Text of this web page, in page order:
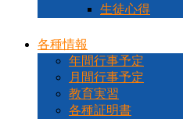
生徒心得
各種情報
年間行事予定
月間行事予定
教育実習
各種証明書